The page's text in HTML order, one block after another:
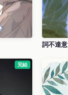
詞不達意
完結